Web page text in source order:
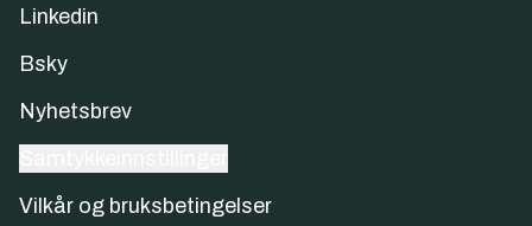
Linkedin
Bsky
Nyhetsbrev
Vilkår og bruksbetingelser